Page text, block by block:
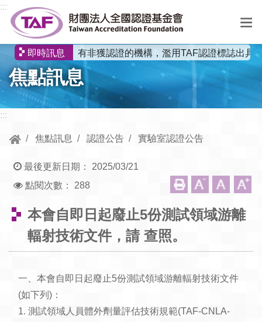
跳到中央內容區塊
:::
選
即時訊息 有非獲認證的機構，濫用TAF認證標誌出具
焦點訊息
:::
焦點訊息 認證公告 實驗室認證公告
最後更新日期： 2025/03/21
點閱次數： 288
本會自即日起廢止5份測試領域游離
輻射技術文件，請 查照。
一、本會自即日起廢止5份測試領域游離輻射技術文件
(如下列)：
1. 測試領域人員體外劑量評估技術規範(TAF-CNLA-